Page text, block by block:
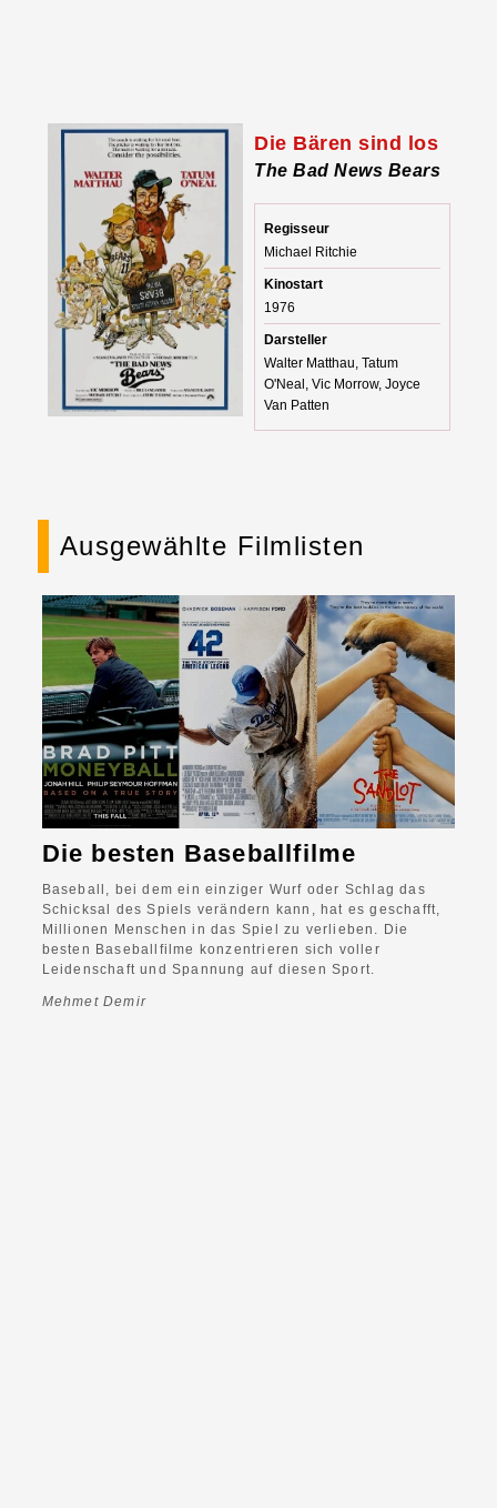
Die Bären sind los
The Bad News Bears
Regisseur
Michael Ritchie
Kinostart
1976
Darsteller
Walter Matthau, Tatum
O'Neal, Vic Morrow, Joyce
Van Patten
Ausgewählte Filmlisten
Die besten Baseballfilme
Baseball, bei dem ein einziger Wurf oder Schlag das
Schicksal des Spiels verändern kann, hat es geschafft,
Millionen Menschen in das Spiel zu verlieben. Die
besten Baseballfilme konzentrieren sich voller
Leidenschaft und Spannung auf diesen Sport.
Mehmet Demir